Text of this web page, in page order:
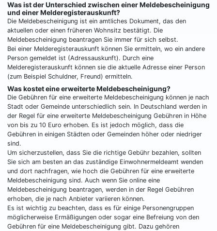
Was ist der Unterschied zwischen einer Meldebescheinigung
und einer Melderegisterauskunft?
Die Meldebescheinigung ist ein amtliches Dokument, das den
aktuellen oder einen früheren Wohnsitz bestätigt. Die
Meldebescheinigung beantragen Sie immer für sich selbst.
Bei einer Melderegisterauskunft können Sie ermitteln, wo ein andere
Person gemeldet ist (Adressauskunft). Durch eine
Melderegisterauskunft können sie die aktuelle Adresse einer Person
(zum Beispiel Schuldner, Freund) ermitteln.
Was kostet eine erweiterte Meldebescheinigung?
Die Gebühren für eine erweiterte Meldebescheinigung können je nach
Stadt oder Gemeinde unterschiedlich sein. In Deutschland werden in
der Regel für eine erweiterte Meldebescheinigung Gebühren in Höhe
von bis zu 10 Euro erhoben. Es ist jedoch möglich, dass die
Gebühren in einigen Städten oder Gemeinden höher oder niedriger
sind.
Um sicherzustellen, dass Sie die richtige Gebühr bezahlen, sollten
Sie sich am besten an das zuständige Einwohnermeldeamt wenden
und dort nachfragen, wie hoch die Gebühren für eine erweiterte
Meldebescheinigung sind. Auch wenn Sie online eine
Meldebescheinigung beantragen, werden in der Regel Gebühren
erhoben, die je nach Anbieter variieren können.
Es ist wichtig zu beachten, dass es für einige Personengruppen
möglicherweise Ermäßigungen oder sogar eine Befreiung von den
Gebühren für eine Meldebescheinigung gibt. Dazu gehören